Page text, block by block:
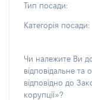
Тип посади:
Категорія посади:
Чи належите Ви
відповідальне та
відповідно до
корупції»?